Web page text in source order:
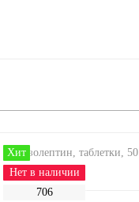
Хит
Нет в наличии
706